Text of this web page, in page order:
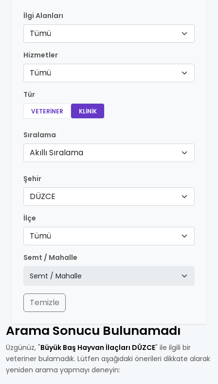
İlgi Alanları
Tümü
Hizmetler
Tümü
Tür
VETERINER KLINIK
Sıralama
Akıllı Sıralama
Şehir
DÜZCE
İlçe
Tümü
Semt / Mahalle
Temizle
Arama Sonucu Bulunamadı
Üzgünüz, "Büyük Baş Hayvan İlaçları DÜZCE" ile ilgili bir
veteriner bulamadık. Lütfen aşağıdaki önerileri dikkate alarak
yeniden arama yapmayı deneyin: